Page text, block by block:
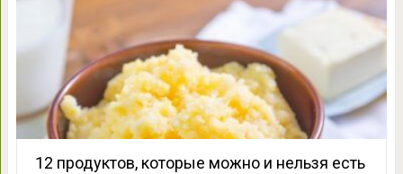
12 продуктов, которые можно и нельзя есть